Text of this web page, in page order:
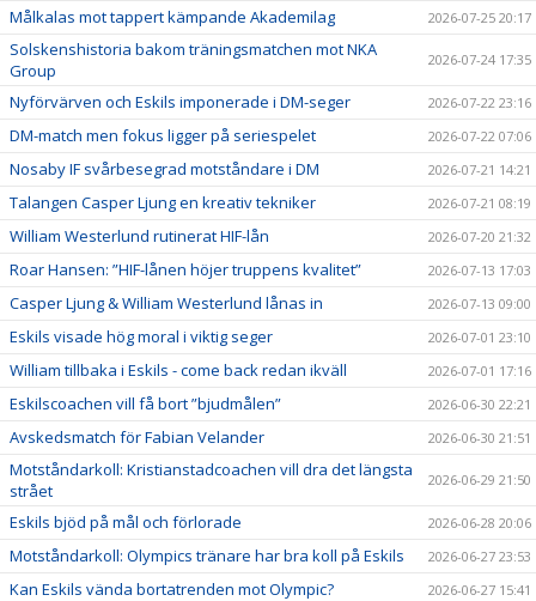
Målkalas mot tappert kämpande Akademilag 2026-07-25 20:17
Solskenshistoria bakom träningsmatchen mot NKA
Group
2026-07-24 17:35
Nyförvärven och Eskils imponerade i DM-seger 2026-07-22 23:16
DM-match men fokus ligger på seriespelet 2026-07-22 07:06
Nosaby IF svårbesegrad motståndare i DM 2026-07-21 14:21
Talangen Casper Ljung en kreativ tekniker 2026-07-21 08:19
William Westerlund rutinerat HIF-lån 2026-07-20 21:32
Roar Hansen: ”HIF-lånen höjer truppens kvalitet” 2026-07-13 17:03
Casper Ljung & William Westerlund lånas in 2026-07-13 09:00
Eskils visade hög moral i viktig seger 2026-07-01 23:10
William tillbaka i Eskils - come back redan ikväll 2026-07-01 17:16
Eskilscoachen vill få bort ”bjudmålen” 2026-06-30 22:21
Avskedsmatch för Fabian Velander 2026-06-30 21:51
Motståndarkoll: Kristianstadcoachen vill dra det längsta
strået
2026-06-29 21:50
Eskils bjöd på mål och förlorade 2026-06-28 20:06
Motståndarkoll: Olympics tränare har bra koll på Eskils 2026-06-27 23:53
Kan Eskils vända bortatrenden mot Olympic? 2026-06-27 15:41